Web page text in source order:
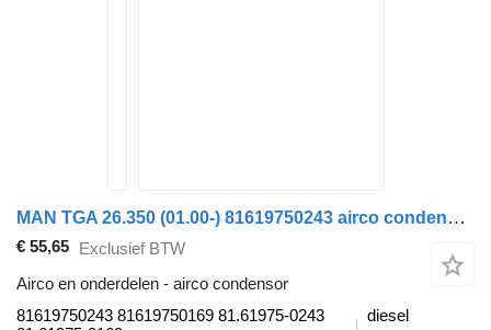
MAN TGA 26.350 (01.00-) 81619750243 airco condensor voor MAN 4-series, TGA (1993-2009) trekker
€ 55,65 Exclusief BTW
Airco en onderdelen - airco condensor
81619750243 81619750169 81.61975-0243
diesel